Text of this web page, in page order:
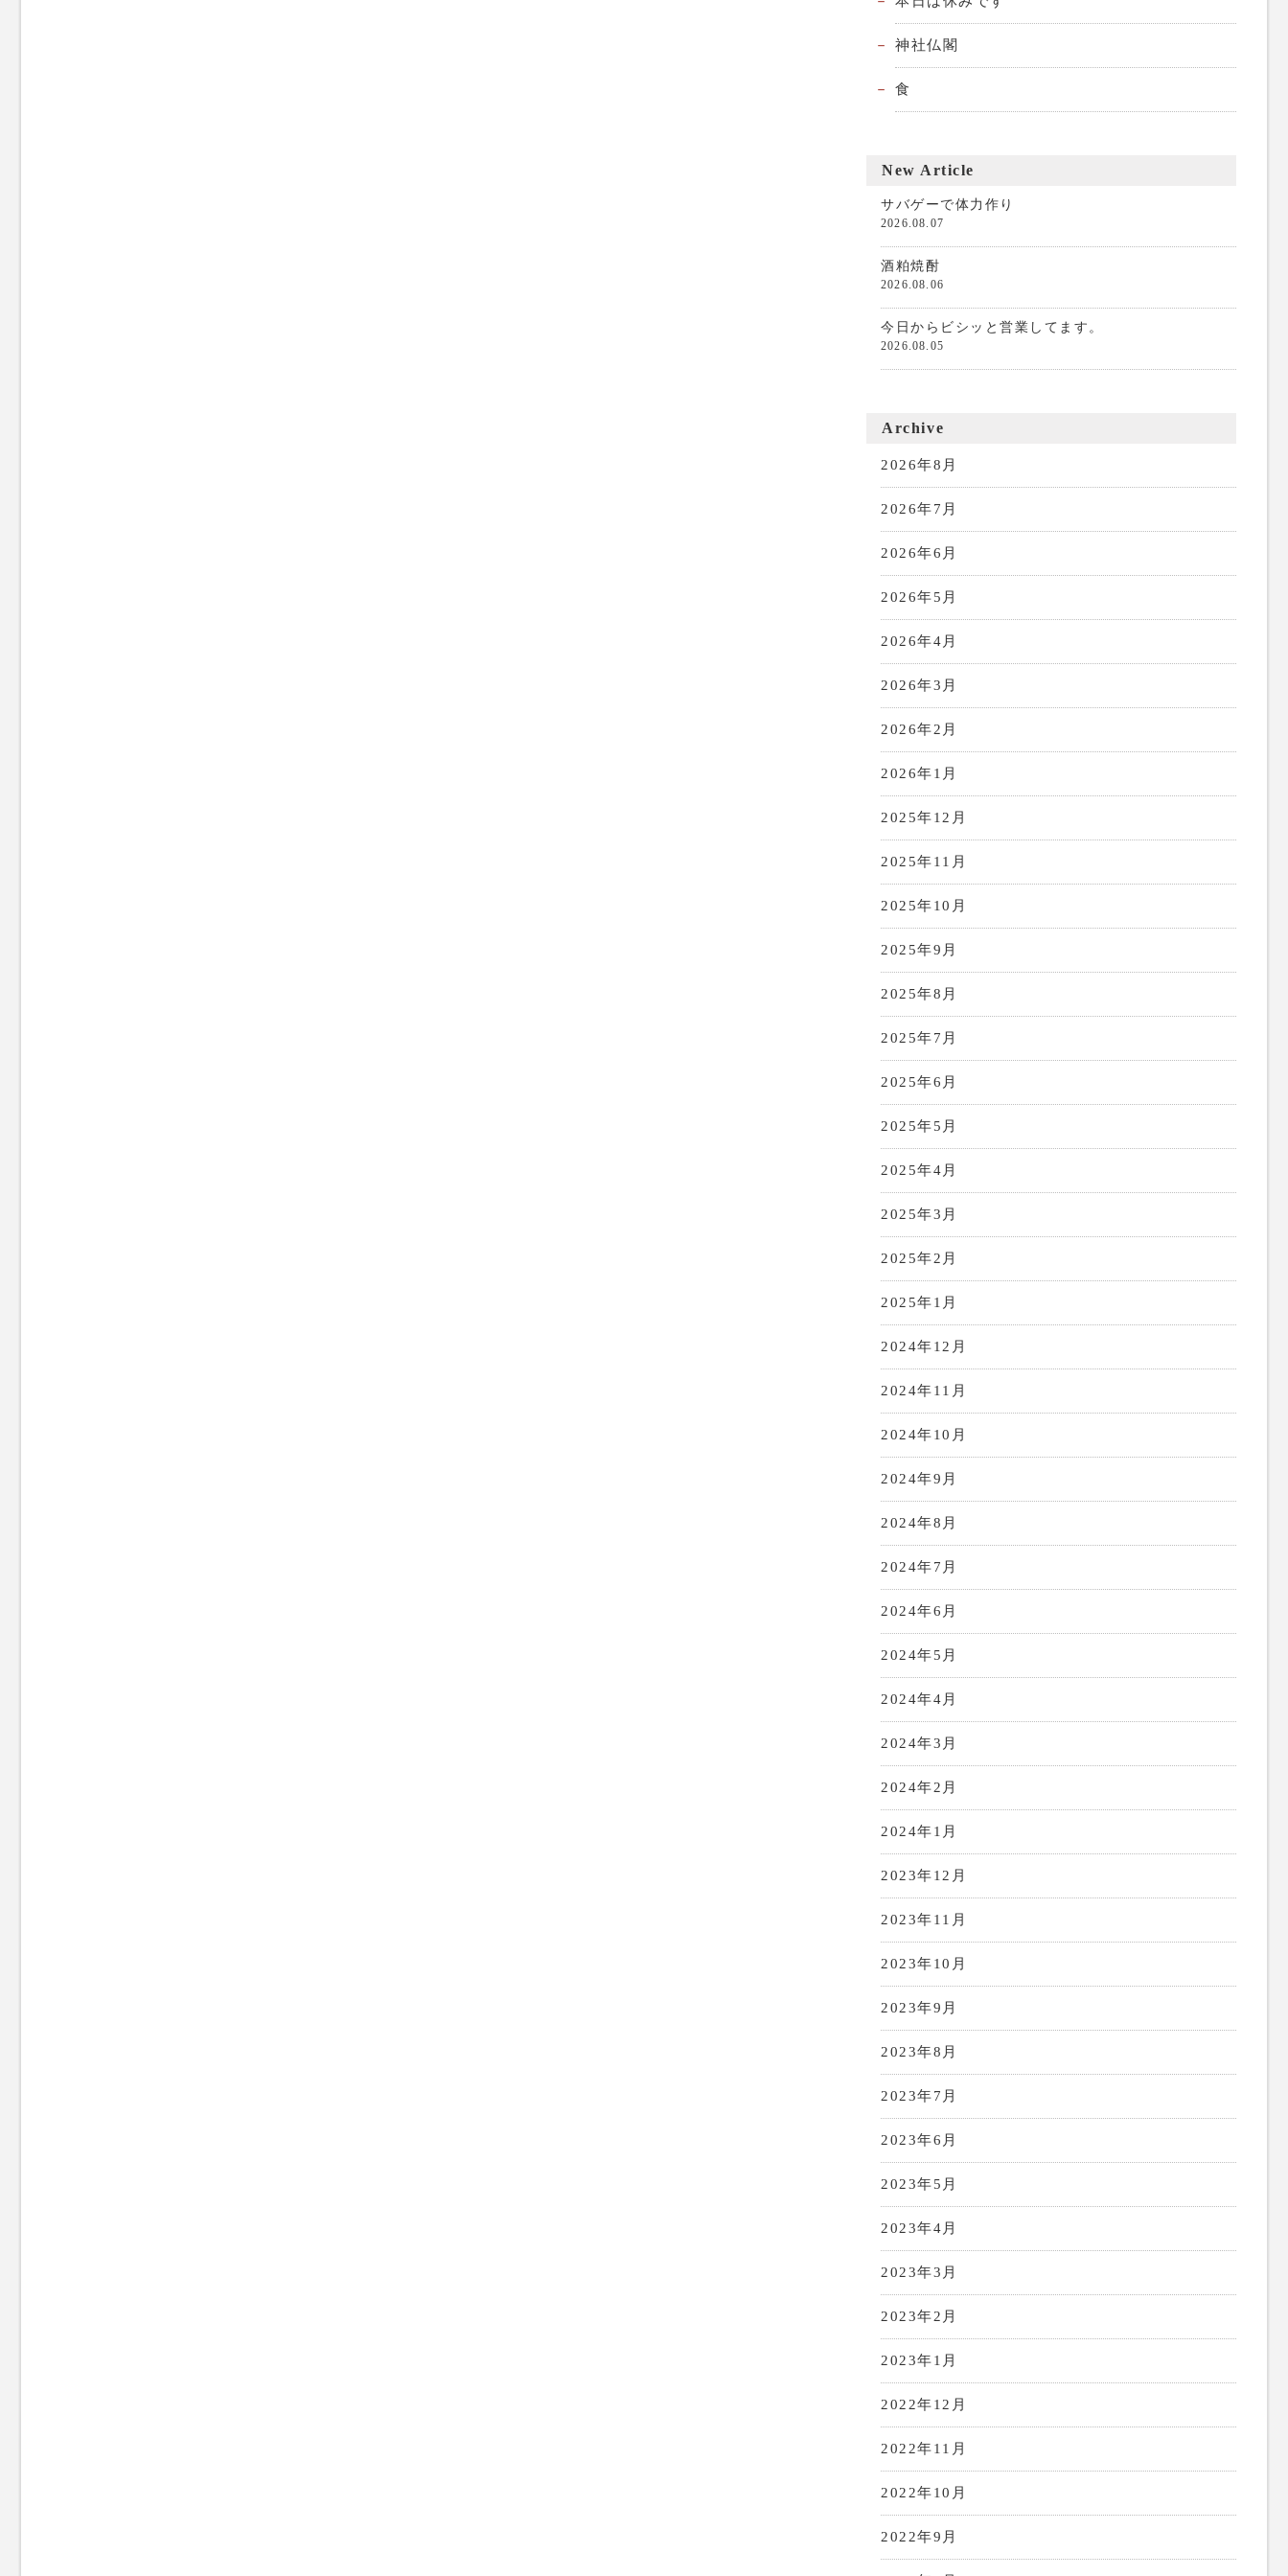
神社仏閣
食
New Article
サバゲーで体力作り
2026.08.07
酒粕焼酎
2026.08.06
今日からビシッと営業してます。
2026.08.05
Archive
2026年8月
2026年7月
2026年6月
2026年5月
2026年4月
2026年3月
2026年2月
2026年1月
2025年12月
2025年11月
2025年10月
2025年9月
2025年8月
2025年7月
2025年6月
2025年5月
2025年4月
2025年3月
2025年2月
2025年1月
2024年12月
2024年11月
2024年10月
2024年9月
2024年8月
2024年7月
2024年6月
2024年5月
2024年4月
2024年3月
2024年2月
2024年1月
2023年12月
2023年11月
2023年10月
2023年9月
2023年8月
2023年7月
2023年6月
2023年5月
2023年4月
2023年3月
2023年2月
2023年1月
2022年12月
2022年11月
2022年10月
2022年9月